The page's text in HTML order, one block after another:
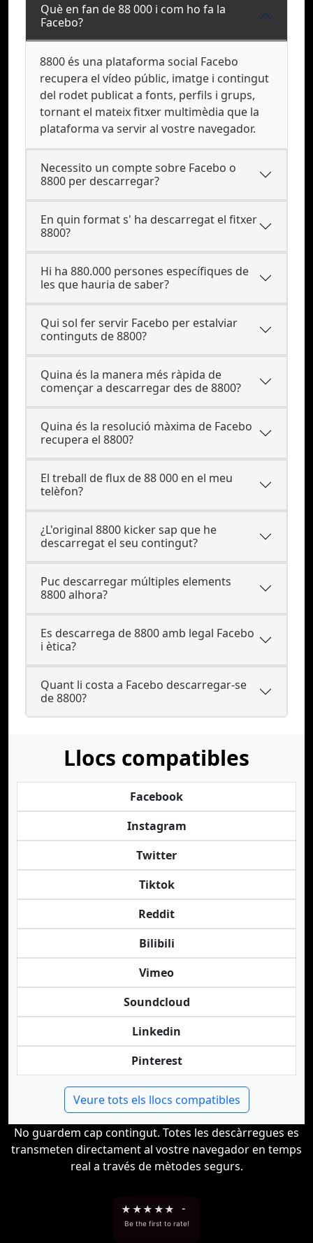
Què en fan de 88 000 i com ho fa la
Facebo?
8800 és una plataforma social Facebo
recupera el vídeo públic, imatge i contingut
del rodet publicat a fonts, perfils i grups,
tornant el mateix fitxer multimèdia que la
plataforma va servir al vostre navegador.
Necessito un compte sobre Facebo o
8800 per descarregar?
En quin format s' ha descarregat el fitxer
8800?
Hi ha 880.000 persones específiques de
les que hauria de saber?
Qui sol fer servir Facebo per estalviar
continguts de 8800?
Quina és la manera més ràpida de
començar a descarregar des de 8800?
Quina és la resolució màxima de Facebo
recupera el 8800?
El treball de flux de 88 000 en el meu
telèfon?
¿L'original 8800 kicker sap que he
descarregat el seu contingut?
Puc descarregar múltiples elements
8800 alhora?
Es descarrega de 8800 amb legal Facebo
i ètica?
Quant li costa a Facebo descarregar-se
de 8800?
Llocs compatibles
Facebook
Instagram
Twitter
Tiktok
Reddit
Bilibili
Vimeo
Soundcloud
Linkedin
Pinterest
Veure tots els llocs compatibles
No guardem cap contingut. Totes les descàrregues es
transmeten directament al vostre navegador en temps
real a través de mètodes segurs.
★ ★★ ★★ -
Be the first to rate!